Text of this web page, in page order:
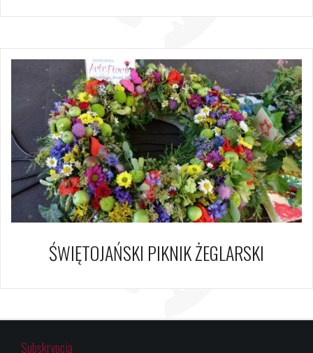
ŚWIĘTOJAŃSKI PIKNIK ŻEGLARSKI
Subskrypcja